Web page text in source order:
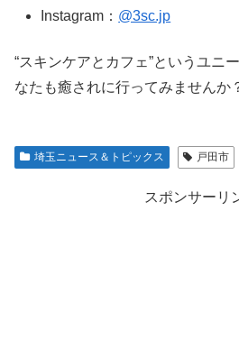
Instagram： @3sc.jp
“スキンケアとカフェ”というユニ
なたも癒されに行ってみませんか
埼玉ニュース＆トピックス 戸田市
スポンサーリ